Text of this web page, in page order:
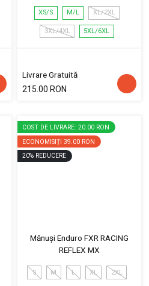
XS/S M/L XL/2XL
3XL/4XL 5XL/6XL
Livrare Gratuită
215.00 RON
COST DE LIVRARE: 20.00 RON
ECONOMISIȚI 39.00 RON
20% REDUCERE
Mănuși Enduro FXR RACING
REFLEX MX
S M L XL 2XL